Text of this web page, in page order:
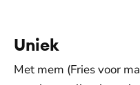
Uniek
Met mem (Fries voor